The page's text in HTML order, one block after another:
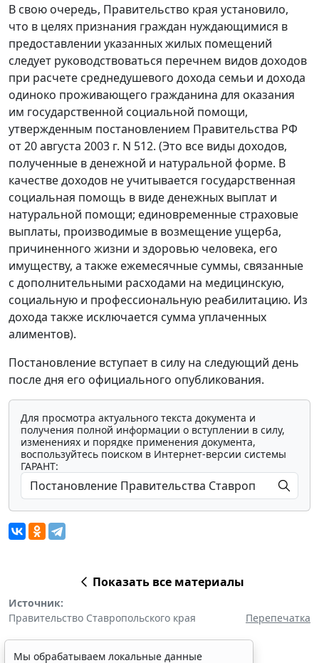
В свою очередь, Правительство края установило,
что в целях признания граждан нуждающимися в
предоставлении указанных жилых помещений
следует руководствоваться перечнем видов доходов
при расчете среднедушевого дохода семьи и дохода
одиноко проживающего гражданина для оказания
им государственной социальной помощи,
утвержденным постановлением Правительства РФ
от 20 августа 2003 г. N 512. (Это все виды доходов,
полученные в денежной и натуральной форме. В
качестве доходов не учитывается государственная
социальная помощь в виде денежных выплат и
натуральной помощи; единовременные страховые
выплаты, производимые в возмещение ущерба,
причиненного жизни и здоровью человека, его
имуществу, а также ежемесячные суммы, связанные
с дополнительными расходами на медицинскую,
социальную и профессиональную реабилитацию. Из
дохода также исключается сумма уплаченных
алиментов).
Постановление вступает в силу на следующий день
после дня его официального опубликования.
Для просмотра актуального текста документа и
получения полной информации о вступлении в силу,
изменениях и порядке применения документа,
воспользуйтесь поиском в Интернет-версии системы
ГАРАНТ:
Показать все материалы
Источник:
Правительство Ставропольского края
Перепечатка
Мы обрабатываем локальные данные